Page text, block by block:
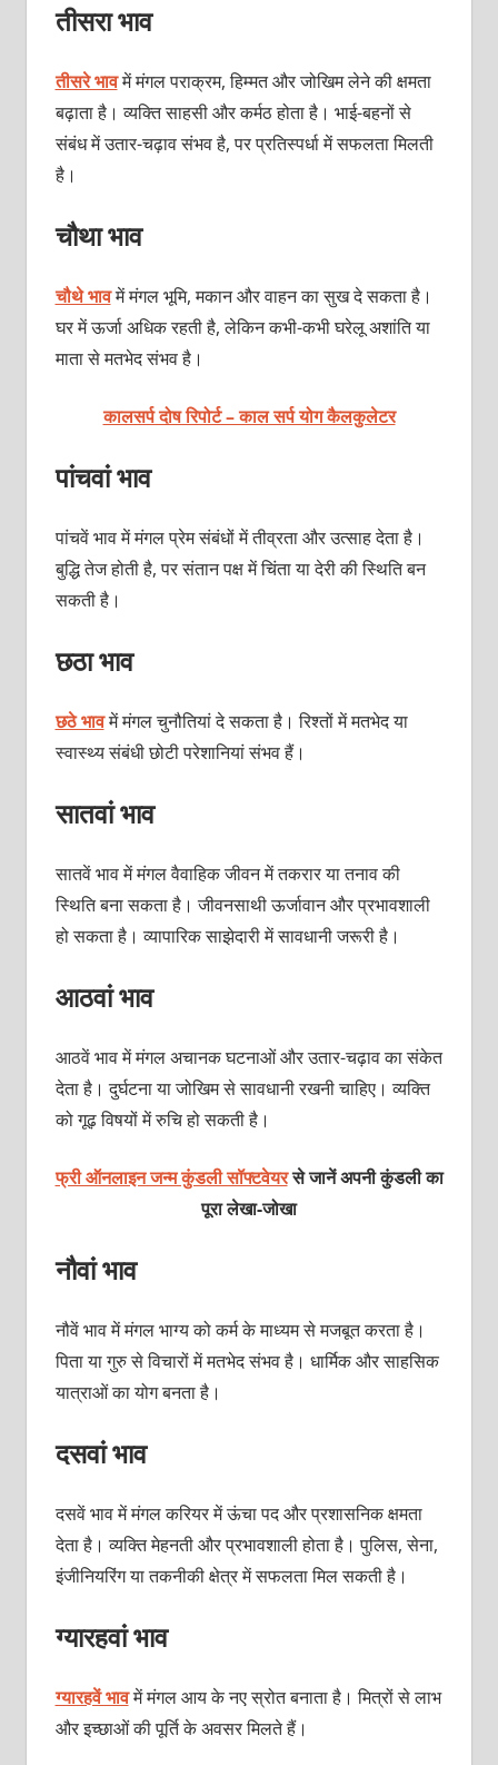
तीसरा भाव
तीसरे भावमें मंगल पराक्रम, हिम्मत और जोखिम लेने की क्षमता
बढ़ाता है। व्यक्ति साहसी और कर्मठ होता है। भाई-बहनों से
संबंध में उतार-चढ़ाव संभव है, पर प्रतिस्पर्धा में सफलता मिलती
है।
चौथा भाव
चौथे भावमें मंगल भूमि, मकान और वाहन का सुख दे सकता है।
घर में ऊर्जा अधिक रहती है, लेकिन कभी-कभी घरेलू अशांति या
माता से मतभेद संभव है।
कालसर्प दोष रिपोर्ट – काल सर्प योग कैलकुलेटर
पांचवां भाव
पांचवें भाव में मंगल प्रेम संबंधों में तीव्रता और उत्साह देता है।
बुद्धि तेज होती है, पर संतान पक्ष में चिंता या देरी की स्थिति बन
सकती है।
छठा भाव
छठे भावमें मंगल चुनौतियां दे सकता है। रिश्तों में मतभेद या
स्वास्थ्य संबंधी छोटी परेशानियां संभव हैं।
सातवां भाव
सातवें भाव में मंगल वैवाहिक जीवन में तकरार या तनाव की
स्थिति बना सकता है। जीवनसाथी ऊर्जावान और प्रभावशाली
हो सकता है। व्यापारिक साझेदारी में सावधानी जरूरी है।
आठवां भाव
आठवें भाव में मंगल अचानक घटनाओं और उतार-चढ़ाव का संकेत
देता है। दुर्घटना या जोखिम से सावधानी रखनी चाहिए। व्यक्ति
को गूढ़ विषयों में रुचि हो सकती है।
फ्री ऑनलाइन जन्म कुंडली सॉफ्टवेयरसे जानें अपनी कुंडली का
पूरा लेखा-जोखा
नौवां भाव
नौवें भाव में मंगल भाग्य को कर्म के माध्यम से मजबूत करता है।
पिता या गुरु से विचारों में मतभेद संभव है। धार्मिक और साहसिक
यात्राओं का योग बनता है।
दसवां भाव
दसवें भाव में मंगल करियर में ऊंचा पद और प्रशासनिक क्षमता
देता है। व्यक्ति मेहनती और प्रभावशाली होता है। पुलिस, सेना,
इंजीनियरिंग या तकनीकी क्षेत्र में सफलता मिल सकती है।
ग्यारहवां भाव
ग्यारहवें भावमें मंगल आय के नए स्रोत बनाता है। मित्रों से लाभ
और इच्छाओं की पूर्ति के अवसर मिलते हैं।